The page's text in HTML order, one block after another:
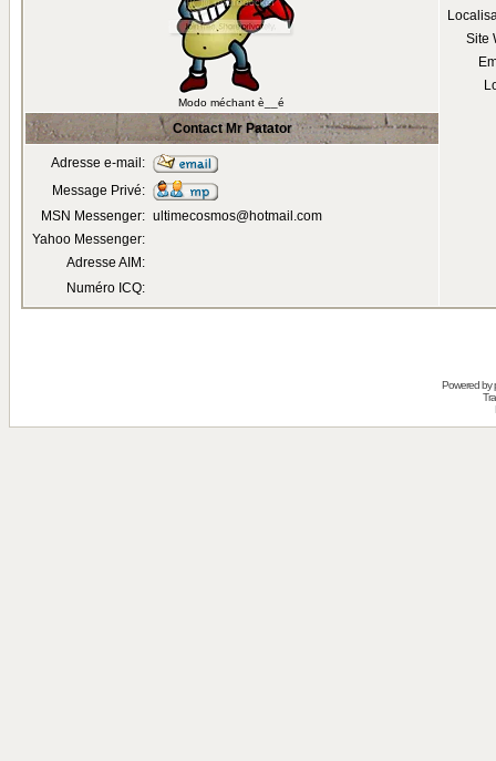
Modo méchant è__é
Site
Contact Mr Patator
Adresse e-mail:
Message Privé:
MSN Messenger: ultimecosmos@hotmail.com
Yahoo Messenger:
Adresse AIM:
Numéro ICQ:
Powered by